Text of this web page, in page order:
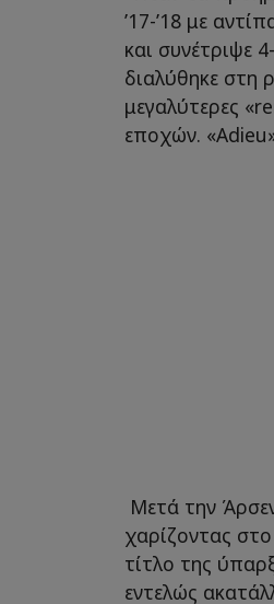
’17-’18 με
και συνέτριψε
διαλύθηκε στη
μεγαλύτερες
εποχών.
Μετά την
χαρίζοντας
τίτλο της
εντελώς